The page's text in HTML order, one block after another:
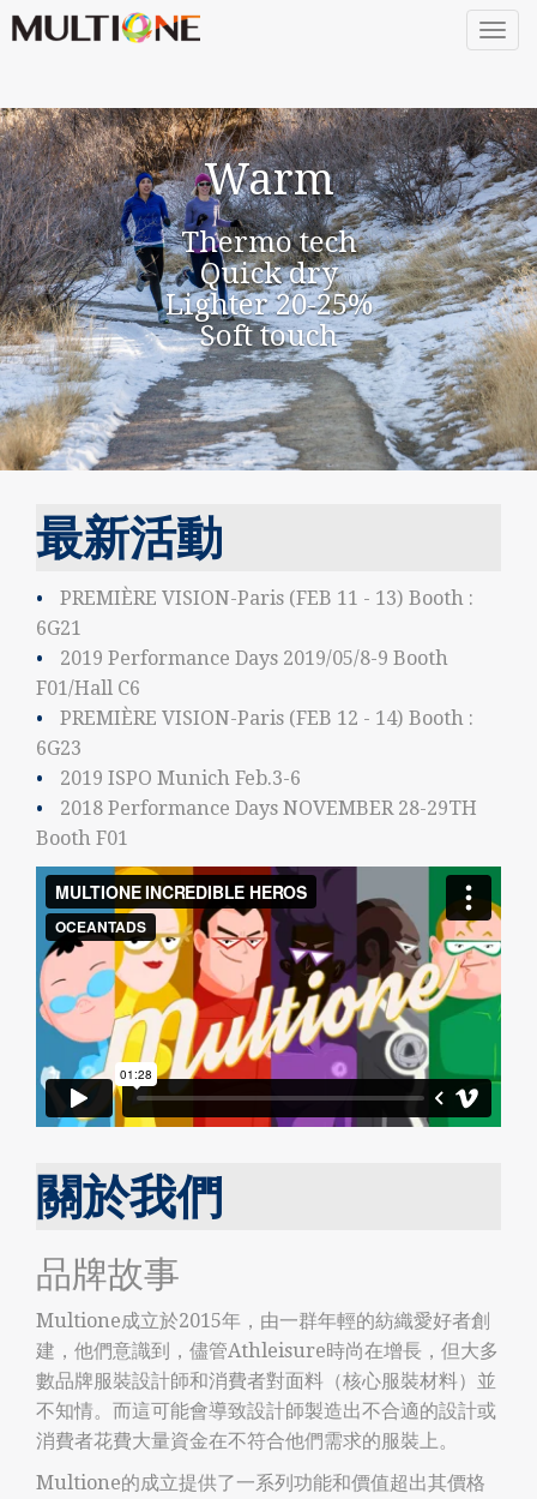
Warm
Thermo tech
Quick dry
Lighter 20-25%
Soft touch
最新活動
PREMIÈRE VISION-Paris (FEB 11 - 13) Booth :
6G21
2019 Performance Days 2019/05/8-9 Booth
F01/Hall C6
PREMIÈRE VISION-Paris (FEB 12 - 14) Booth :
6G23
2019 ISPO Munich Feb.3-6
2018 Performance Days NOVEMBER 28-29TH
Booth F01
關於我們
品牌故事
Multione成立於2015年，由一群年輕的紡織愛好者創
建，他們意識到，儘管Athleisure時尚在增長，但大多
數品牌服裝設計師和消費者對面料（核心服裝材料）並
不知情。而這可能會導致設計師製造出不合適的設計或
消費者花費大量資金在不符合他們需求的服裝上。
Multione的成立提供了一系列功能和價值超出其價格